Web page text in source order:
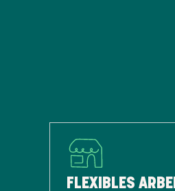
FLEXIBLES